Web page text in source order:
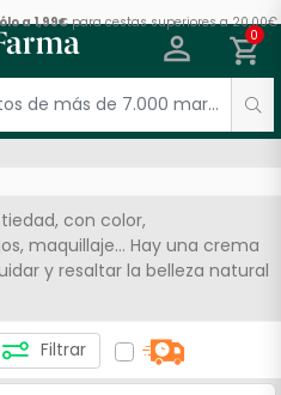
a 1,99€para cestas superiores a 20,00€
0
con color,
maquillaje… Hay una crema
y resaltar la belleza natural
Filtrar